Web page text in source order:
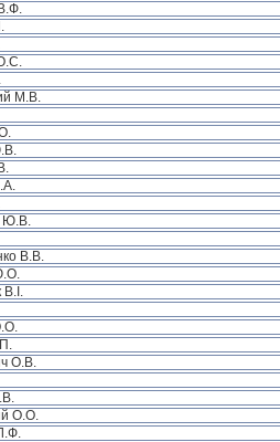
М.В.
Ю.В.
В.В.
О.В.
О.О.